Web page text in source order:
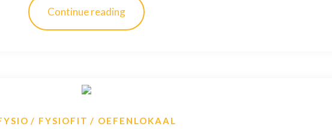
Continue reading
FYSIOFIT OEFENLOKAAL